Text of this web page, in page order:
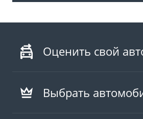
Оценить свой
Выбрать